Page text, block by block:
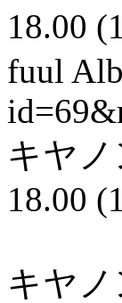
18.00
fuul
キヤノ
18.00
キヤノ